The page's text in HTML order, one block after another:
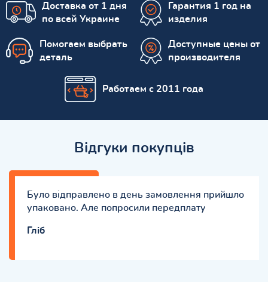
Доставка от 1 дня
по всей Украине
Гарантия 1 год на
изделия
Помогаем выбрать
деталь
Доступные цены от
производителя
Работаем с 2011 года
Відгуки покупців
Було відправлено в день замовлення прийшло
упаковано. Але попросили передплату
Гліб